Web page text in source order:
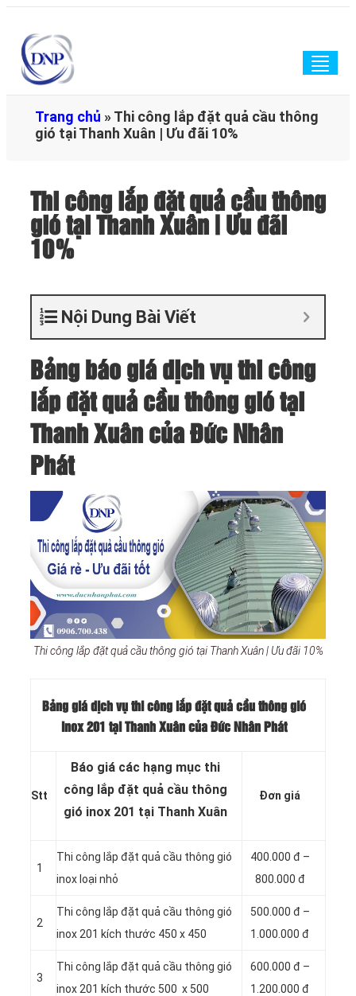
Trang chủ »Thi công lắp đặt quả cầu thông
gió tại Thanh Xuân | Ưu đãi 10%
Thi công lắp đặt quả cầu thông
gió tại Thanh Xuân | Ưu đãi
10%
Nội Dung Bài Viết
Bảng báo giá dịch vụ thi công
lắp đặt quả cầu thông gió tại
Thanh Xuân của Đức Nhân
Phát
Thi công lắp đặt quả cầu thông gió tại Thanh Xuân | Ưu đãi 10%
Bảng giá dịch vụ thi công lắp đặt quả cầu thông gió
inox 201 tại Thanh Xuân của Đức Nhân Phát
Stt
Báo giá các hạng mục thi
công lắp đặt quả cầu thông
gió inox 201 tại Thanh Xuân
Đơn giá
1
Thi công lắp đặt quả cầu thông gió
inox loại nhỏ
400.000 đ –
800.000 đ
2
Thi công lắp đặt quả cầu thông gió
inox 201 kích thước 450 x 450
500.000 đ –
1.000.000 đ
3
Thi công lắp đặt quả cầu thông gió
inox 201 kích thước 500 x 500
600.000 đ –
1.200.000 đ